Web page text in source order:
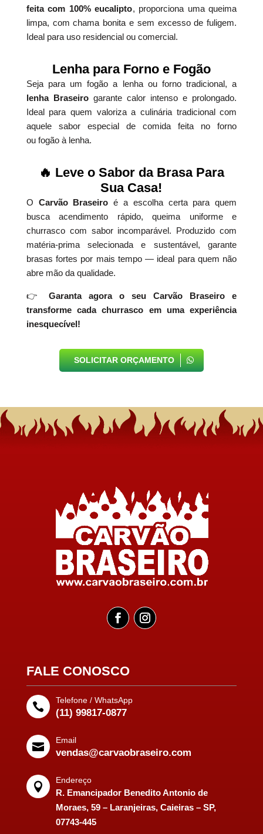
feita com 100% eucalipto, proporciona uma queima
limpa, com chama bonita e sem excesso de fuligem.
Ideal para uso residencial ou comercial.
Lenha para Forno e Fogão
Seja para um fogão a lenha ou forno tradicional, a
lenha Braseirogarante calor intenso e prolongado.
Ideal para quem valoriza a culinária tradicional com
aquele sabor especial de comida feita no forno
ou fogão à lenha.
🔥 Leve o Sabor da Brasa Para
Sua Casa!
O Carvão Braseiro é a escolha certa para quem
busca acendimento rápido, queima uniforme e
churrasco com sabor incomparável. Produzido com
matéria-prima selecionada e sustentável, garante
brasas fortes por mais tempo — ideal para quem não
abre mão da qualidade.
👉
Garanta agora o seu Carvão Braseiro e
transforme cada churrasco em uma experiência
inesquecível!
SOLICITAR ORÇAMENTO
FALE CONOSCO

Telefone / WhatsApp
(11) 99817-0877

Email
vendas@carvaobraseiro.com

Endereço
R. Emancipador Benedito Antonio de
Moraes, 59 – Laranjeiras, Caieiras – SP,
07743-445